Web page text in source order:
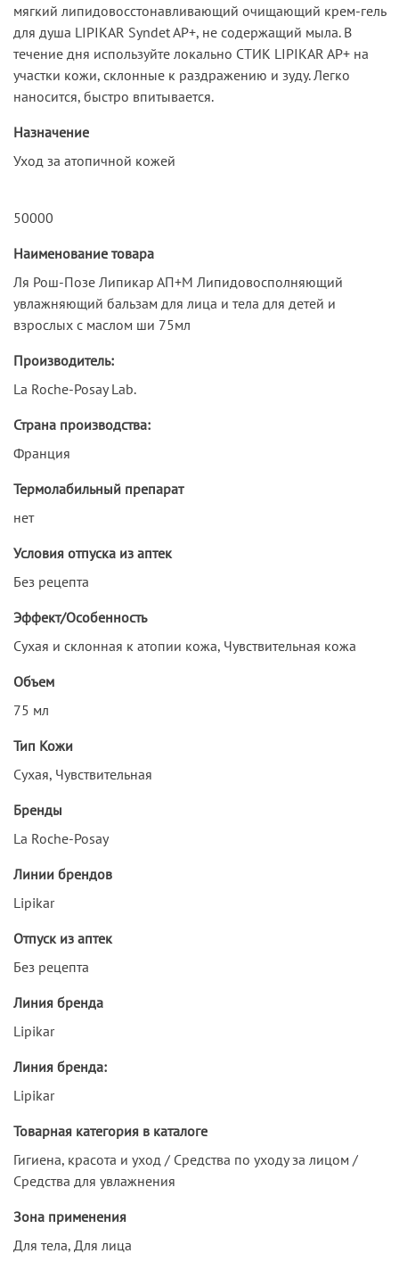
мягкий липидовосстонавливающий очищающий крем-гель
для душа LIPIKAR Syndet AP+, не содержащий мыла. В
течение дня используйте локально СТИК LIPIKAR AP+ на
участки кожи, склонные к раздражению и зуду. Легко
наносится, быстро впитывается.
Назначение
Уход за атопичной кожей
50000
Наименование товара
Ля Рош-Позе Липикар АП+М Липидовосполняющий
увлажняющий бальзам для лица и тела для детей и
взрослых с маслом ши 75мл
Производитель:
La Roche-Posay Lab.
Страна производства:
Франция
Термолабильный препарат
нет
Условия отпуска из аптек
Без рецепта
Эффект/Особенность
Сухая и склонная к атопии кожа, Чувствительная кожа
Объем
75 мл
Тип Кожи
Сухая, Чувствительная
Бренды
La Roche-Posay
Линии брендов
Lipikar
Отпуск из аптек
Без рецепта
Линия бренда
Lipikar
Линия бренда:
Lipikar
Товарная категория в каталоге
Гигиена, красота и уход / Средства по уходу за лицом /
Средства для увлажнения
Зона применения
Для тела, Для лица